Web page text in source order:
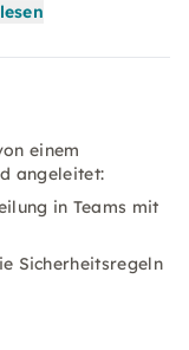
einem
angeleitet:
in Teams mit
Sicherheitsregeln